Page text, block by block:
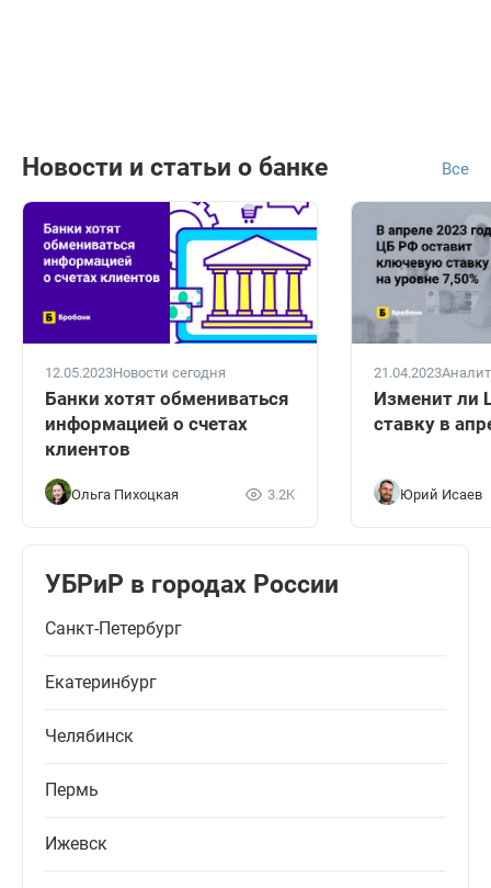
Новости и статьи о банке Все
12.05.2023Новости сегодня
Банки хотят обмениваться
информацией о счетах
клиентов
Ольга Пихоцкая 3.2K
21.04.2023
Изменит ли
ставку в
Юрий Исаев
УБРиР в городах России
Санкт-Петербург
Екатеринбург
Челябинск
Пермь
Ижевск